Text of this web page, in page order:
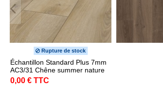
Rupture de stock
Échantillon Standard Plus 7mm
AC3/31 Chêne summer nature
0,00 € TTC